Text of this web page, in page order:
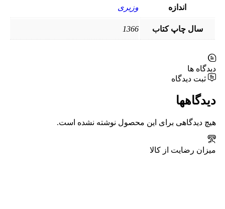
اندازه
وزیری
سال چاپ کتاب 1366
دیدگاه ها
ثبت دیدگاه
دیدگاهها
هیچ دیدگاهی برای این محصول نوشته نشده است.
میزان رضایت از کالا